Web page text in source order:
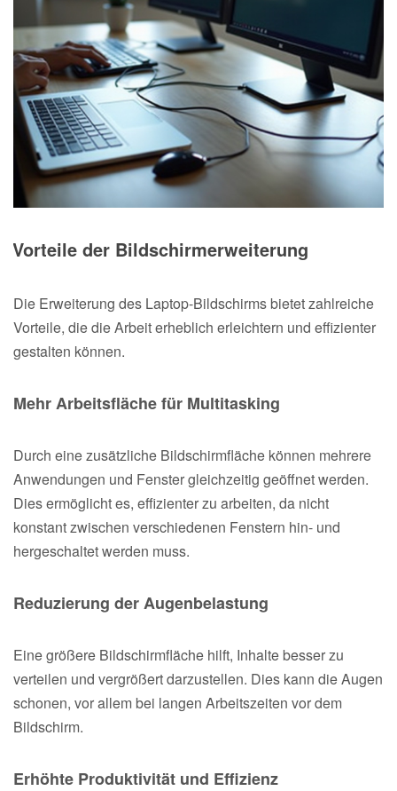
Vorteile der Bildschirmerweiterung
Die Erweiterung des Laptop-Bildschirms bietet zahlreiche
Vorteile, die die Arbeit erheblich erleichtern und effizienter
gestalten können.
Mehr Arbeitsfläche für Multitasking
Durch eine zusätzliche Bildschirmfläche können mehrere
Anwendungen und Fenster gleichzeitig geöffnet werden.
Dies ermöglicht es, effizienter zu arbeiten, da nicht
konstant zwischen verschiedenen Fenstern hin- und
hergeschaltet werden muss.
Reduzierung der Augenbelastung
Eine größere Bildschirmfläche hilft, Inhalte besser zu
verteilen und vergrößert darzustellen. Dies kann die Augen
schonen, vor allem bei langen Arbeitszeiten vor dem
Bildschirm.
Erhöhte Produktivität und Effizienz